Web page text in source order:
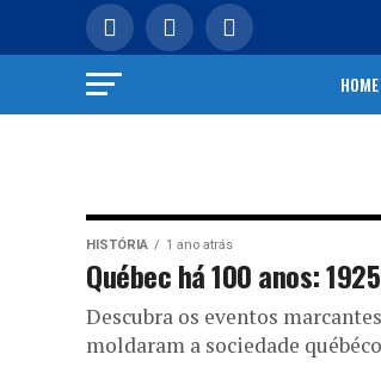
HOME
HISTÓRIA 1 ano atrás
Québec há 100 anos: 1925
Descubra os eventos
moldaram a sociedade